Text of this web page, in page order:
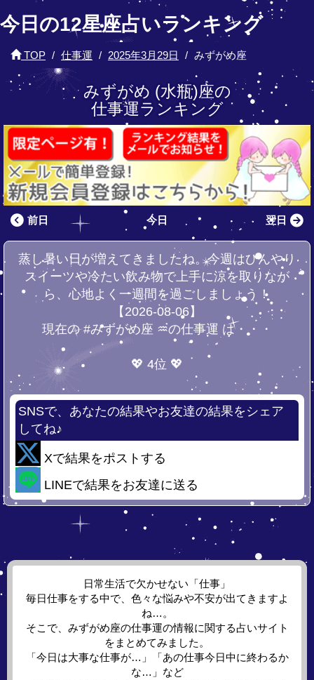
今日の12星座占いランキング
TOP 仕事運 2025年3月29日 みずがめ座
みずがめ (水瓶)座の
仕事運ランキング
前日 今日 翌日
蒸し暑い日が増えてきましたね。今週はひんやり
スイーツや冷たい飲み物で上手に涼を取りなが
ら、心地よく一週間を過ごしましょう！
【2026-08-06】
現在の #みずがめ座 ♒の仕事運 は・・・
💖 4位 💖
SNSで、あなたの結果やお友達の結果をシェア
してね♪
Xで結果をポストする
LINEで結果をお友達に送る
日常生活で欠かせない「仕事」
毎日仕事をする中で、色々な悩みや不安が出てきますよ
ね…。
そこで、みずがめ座の仕事運の情報に関する占いサイト
をまとめてみました。
「今日は大事な仕事が…」「あの仕事今日中に終わるか
な…」など